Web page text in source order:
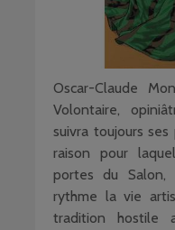
Oscar-Claude
Volontaire,
suivra toujours ses
raison pour
portes du Salon,
rythme la vie
tradition hostile